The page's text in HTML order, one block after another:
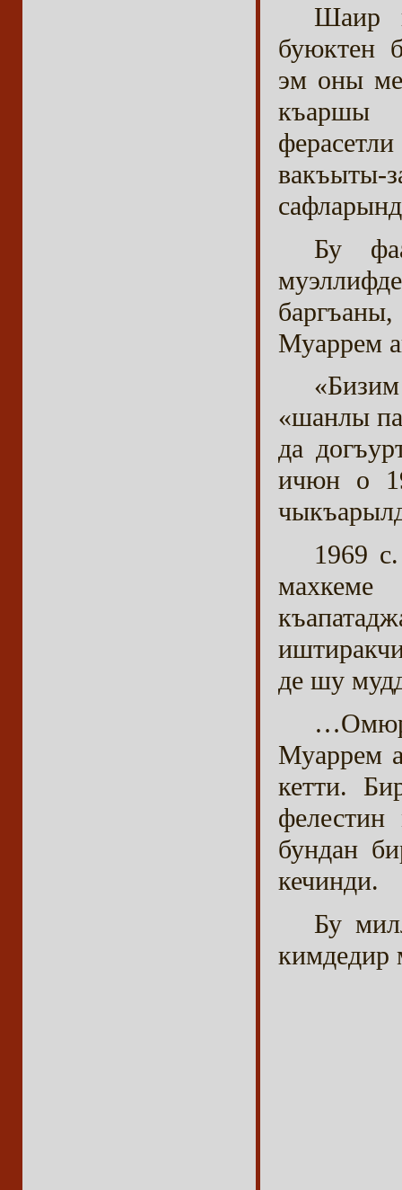
Шаир
буюктен
эм оны
къаршы
вакъыты-
Бу
Муаррем
«шанлы
да
ичюн о
1969
де шу
Муаррем
кетти.
бундан
кечинди.
Бу
кимдедир